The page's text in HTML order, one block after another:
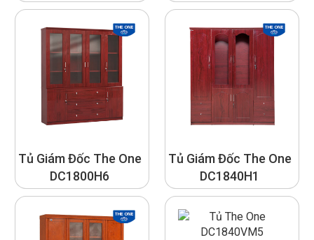
Tủ Giám Đốc The One
DC1800H6
Tủ Giám Đốc The One
DC1840H1